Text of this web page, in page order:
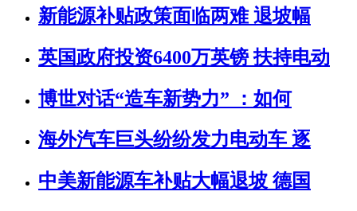
新能源补贴政策面临两难 退坡幅
英国政府投资6400万英镑 扶持电动
博世对话“造车新势力” ：如何
海外汽车巨头纷纷发力电动车 逐
中美新能源车补贴大幅退坡 德国